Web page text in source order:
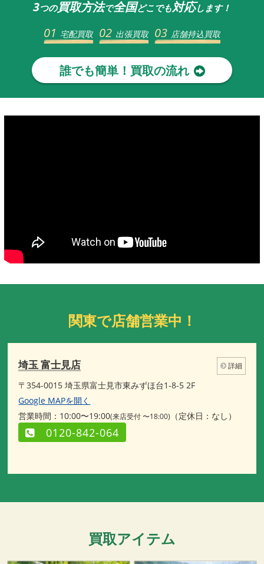
3つの買取方法で全国どこでも対応します！
01 宅配買取 02 出張買取 03 店舗持込買取
誰でも簡単！買取の流れ
関東で店舗営業中！
埼玉 富士見店 詳細
〒354-0015 埼玉県富士見市東みずほ台1-8-5 2F
Google MAPを開く
営業時間：10:00〜19:00(来店受付 〜18:00) （定休日：なし）
0120-842-064
買取アイテム